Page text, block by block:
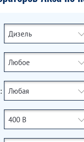
Дизель
Любое
Любая
400 В